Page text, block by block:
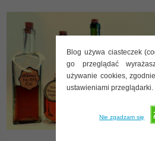
Blog używa ciasteczek
go przeglądać
używanie cookies,
ustawieniami przeglądarki.
Nie zgadzam się